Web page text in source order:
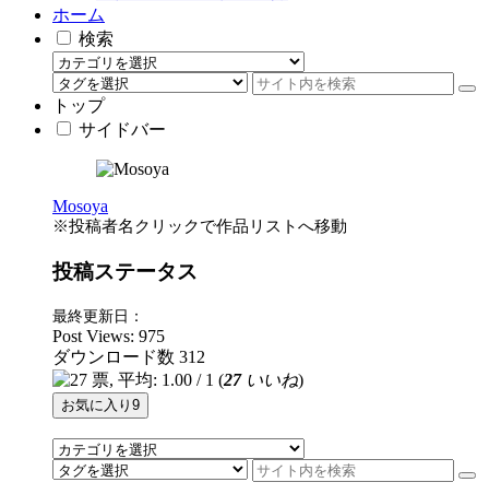
ホーム
検索
トップ
サイドバー
Mosoya
※投稿者名クリックで作品リストへ移動
投稿ステータス
最終更新日：
Post Views: 975
ダウンロード数 312
(27いいね)
お気に入り 9